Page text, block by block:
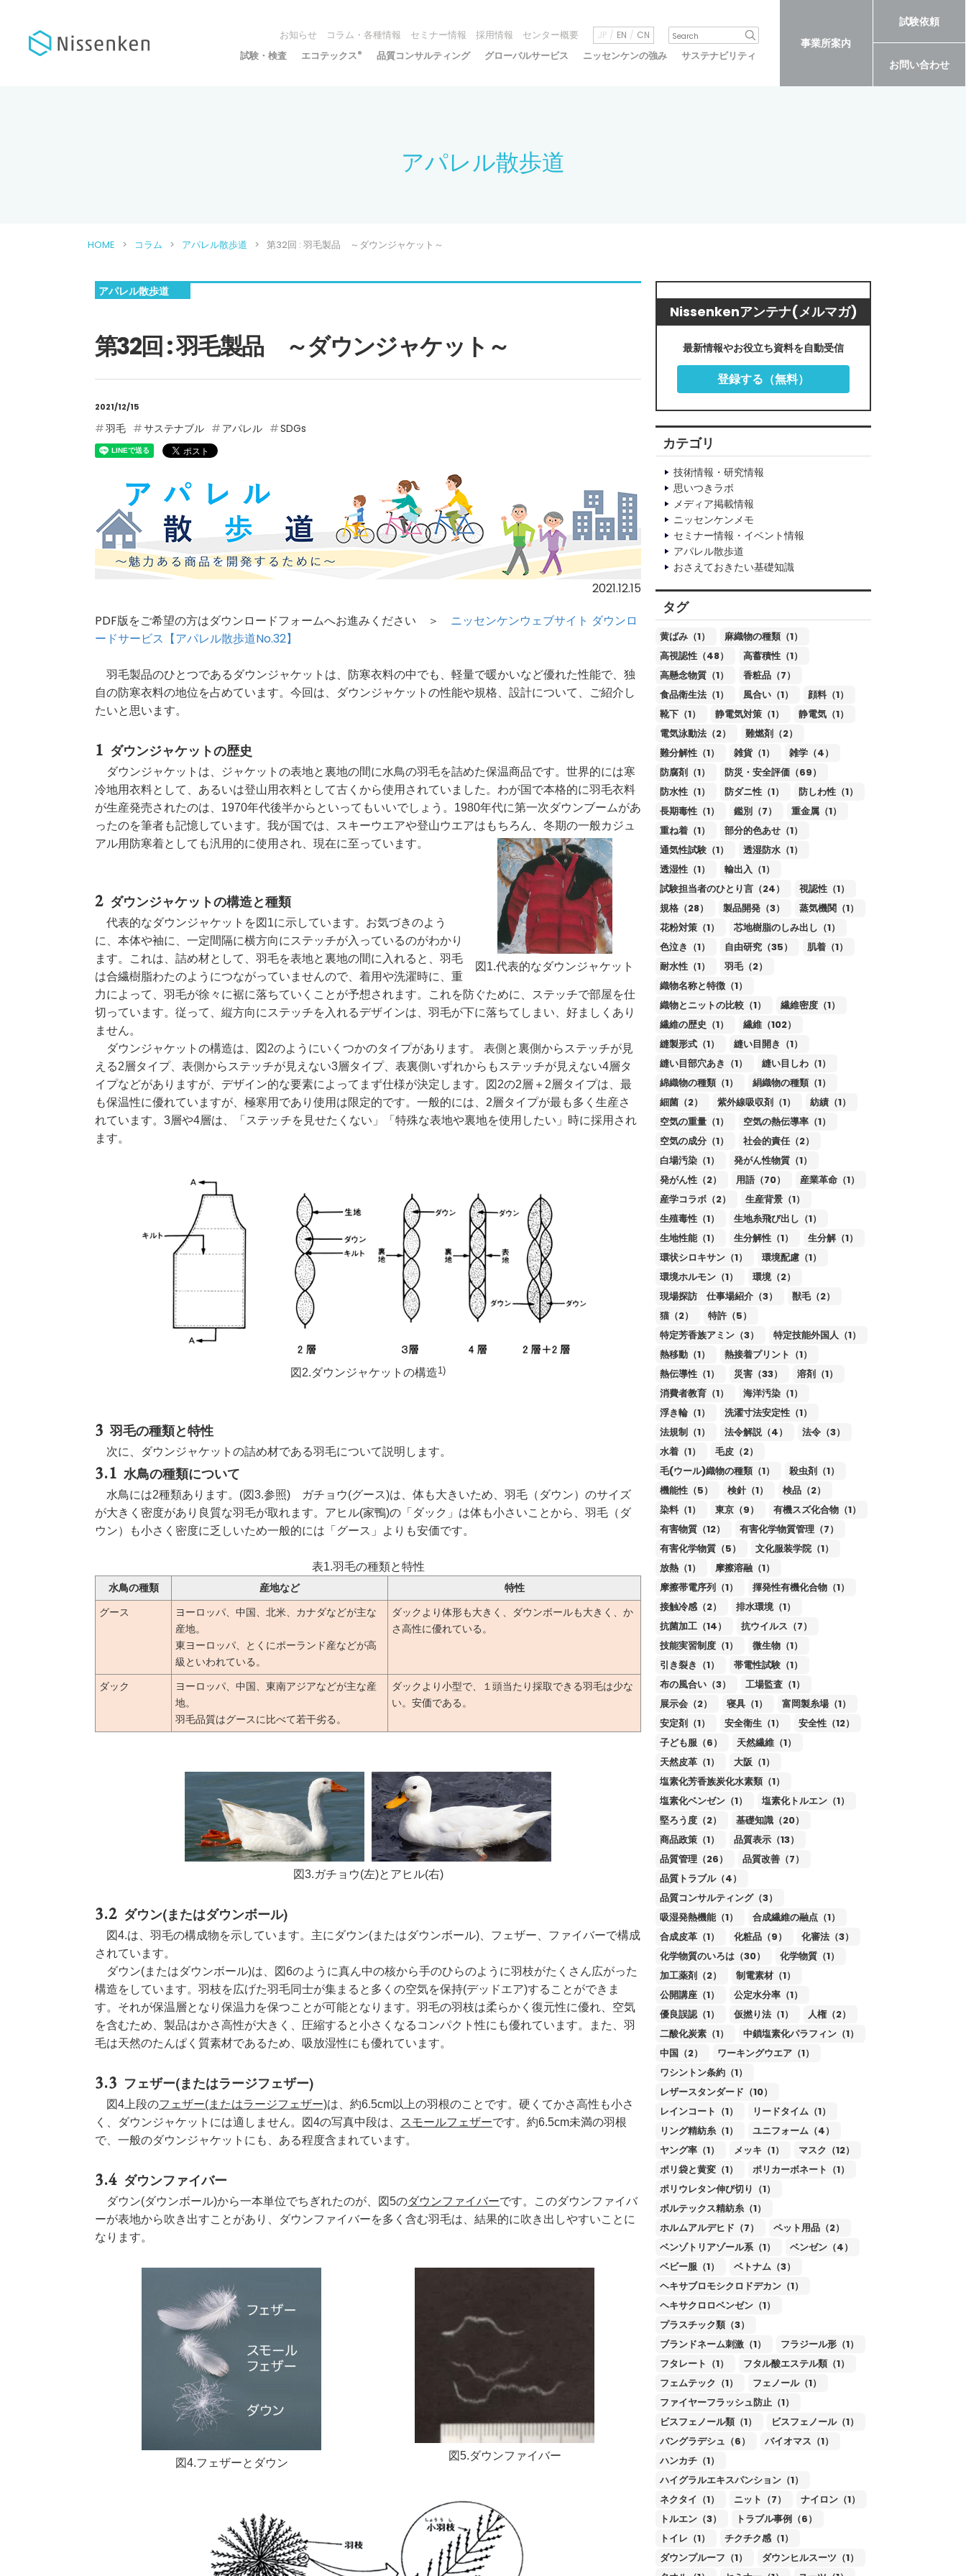
お知らせ コラム・各種情報 セミナー情報 採用情報 センター概要 JP EN CN
試験・検査 エコテックス® 品質コンサルティング グローバルサービス ニッセンケンの強み サステナビリティ
事業所案内
試験依頼
お問い合わせ
アパレル散歩道
HOME コラム アパレル散歩道 第32回 : 羽毛製品 ～ダウンジャケット～
アパレル散歩道
第32回 : 羽毛製品 ～ダウンジャケット～
2021/12/15
羽毛 サステナブル アパレル SDGs
2021.12.15
PDF版をご希望の方はダウンロードフォームへお進みください ＞ ニッセンケンウェブサイト ダウンロ
ードサービス【アパレル散歩道No.32】
羽毛製品のひとつであるダウンジャケットは、防寒衣料の中でも、軽量で暖かいなど優れた性能で、独
自の防寒衣料の地位を占めています。今回は、ダウンジャケットの性能や規格、設計について、ご紹介し
たいと思います。
ダウンジャケットの歴史
ダウンジャケットは、ジャケットの表地と裏地の間に水鳥の羽毛を詰めた保温商品です。世界的には寒
冷地用衣料として、あるいは登山用衣料として古くから使用されていました。わが国で本格的に羽毛衣料
が生産発売されたのは、1970年代後半からといってもいいでしょう。1980年代に第一次ダウンブームがあ
ったのを筆者も記憶しています。我が国では、スキーウエアや登山ウエアはもちろん、冬期の一般カジュ
アル用防寒着としても汎用的に使用され、現在に至っています。
図1.代表的なダウンジャケット
ダウンジャケットの構造と種類
代表的なダウンジャケットを図1に示しています。お気づきのよう
に、本体や袖に、一定間隔に横方向にステッチが入っているのがわかり
ます。これは、詰め材として、羽毛を表地と裏地の間に入れると、羽毛
は合繊樹脂わたのようにつながっていませんので、着用や洗濯時に、重
力によって、羽毛が徐々に裾に落ちていくことが予想されます。これを防ぐために、ステッチで部屋を仕
切っています。従って、縦方向にステッチを入れるデザインは、羽毛が下に落ちてしまい、好ましくあり
ません。
ダウンジャケットの構造は、図2のようにいくつかのタイプがあります。 表側と裏側からステッチが見
える2層タイプ、表側からステッチが見えない3層タイプ、表裏側いずれからもステッチが見えない4層タ
イプなどがありますが、デザイン的な要素によってまず仕様が決定します。図2の2層＋2層タイプは、最
も保温性に優れていますが、極寒用であり使用は限定的です。一般的には、2層タイプが最も多く生産さ
れています。3層や4層は、「ステッチを見せたくない」「特殊な表地や裏地を使用したい」時に採用され
ます。
図2.ダウンジャケットの構造1)
羽毛の種類と特性
次に、ダウンジャケットの詰め材である羽毛について説明します。
水鳥の種類について
水鳥には2種類あります。(図3.参照) ガチョウ(グース)は、体も大きいため、羽毛（ダウン）のサイズ
が大きく密度があり良質な羽毛が取れます。アヒル(家鴨)の「ダック」は体も小さいことから、羽毛（ダ
ウン）も小さく密度に乏しいため一般的には「グース」よりも安価です。
表1.羽毛の種類と特性
水鳥の種類 産地など 特性
グース
ヨーロッパ、中国、北米、カナダなどが主な
産地。
東ヨーロッパ、とくにポーランド産などが高
級といわれている。
ダックより体形も大きく、ダウンボールも大きく、か
さ高性に優れている。
ダック
ヨーロッパ、中国、東南アジアなどが主な産
地。
羽毛品質はグースに比べて若干劣る。
ダックより小型で、１頭当たり採取できる羽毛は少な
い。安価である。
図3.ガチョウ(左)とアヒル(右)
ダウン(またはダウンボール)
図4.は、羽毛の構成物を示しています。主にダウン(またはダウンボール)、フェザー、ファイバーで構成
されています。
ダウン(またはダウンボール)は、図6のように真ん中の核から手のひらのように羽枝がたくさん広がった
構造をしています。羽枝を広げた羽毛同士が集まると多くの空気を保持(デッドエア)することができま
す。それが保温層となり保温力を保つことが可能となります。羽毛の羽枝は柔らかく復元性に優れ、空気
を含むため、製品はかさ高性が大きく、圧縮すると小さくなるコンパクト性にも優れています。また、羽
毛は天然のたんぱく質素材であるため、吸放湿性にも優れています。
フェザー(またはラージフェザー)
図4上段のフェザー(またはラージフェザー)は、約6.5cm以上の羽根のことです。硬くてかさ高性も小さ
く、ダウンジャケットには適しません。図4の写真中段は、
スモールフェザーです。約6.5cm未満の羽根
で、一般のダウンジャケットにも、ある程度含まれています。
ダウンファイバー
ダウン(ダウンボール)から一本単位でちぎれたのが、図5のダウンファイバーです。このダウンファイバ
ーが表地から吹き出すことがあり、ダウンファイバーを多く含む羽毛は、結果的に吹き出しやすいことに
なります。
図4.フェザーとダウン
図5.ダウンファイバー
Nissenkenアンテナ(メルマガ)
最新情報やお役立ち資料を自動受信
登録する（無料）
カテゴリ
技術情報・研究情報
思いつきラボ
メディア掲載情報
ニッセンケンメモ
セミナー情報・イベント情報
アパレル散歩道
おさえておきたい基礎知識
タグ
黄ばみ（1）
麻織物の種類（1）
高視認性（48）
高蓄積性（1）
高懸念物質（1）
香粧品（7）
食品衛生法（1）
風合い（1）
顔料（1）
靴下（1）
静電気対策（1）
静電気（1）
電気泳動法（2）
難燃剤（2）
難分解性（1）
雑貨（1）
雑学（4）
防腐剤（1）
防災・安全評価（69）
防水性（1）
防ダニ性（1）
防しわ性（1）
長期毒性（1）
鑑別（7）
重金属（1）
重ね着（1）
部分的色あせ（1）
通気性試験（1）
透湿防水（1）
透湿性（1）
輸出入（1）
試験担当者のひとり言（24）
視認性（1）
規格（28）
製品開発（3）
蒸気機関（1）
花粉対策（1）
芯地樹脂のしみ出し（1）
色泣き（1）
自由研究（35）
肌着（1）
耐水性（1）
羽毛（2）
織物名称と特徴（1）
織物とニットの比較（1）
繊維密度（1）
繊維の歴史（1）
繊維（102）
縫製形式（1）
縫い目開き（1）
縫い目部穴あき（1）
縫い目しわ（1）
綿織物の種類（1）
絹織物の種類（1）
細菌（2）
紫外線吸収剤（1）
紡績（1）
空気の重量（1）
空気の熱伝導率（1）
空気の成分（1）
社会的責任（2）
白場汚染（1）
発がん性物質（1）
発がん性（2）
用語（70）
産業革命（1）
産学コラボ（2）
生産背景（1）
生殖毒性（1）
生地糸飛び出し（1）
生地性能（1）
生分解性（1）
生分解（1）
環状シロキサン（1）
環境配慮（1）
環境ホルモン（1）
環境（2）
現場探訪 仕事場紹介（3）
獣毛（2）
猫（2）
特許（5）
特定芳香族アミン（3）
特定技能外国人（1）
熱移動（1）
熱接着プリント（1）
熱伝導性（1）
災害（33）
溶剤（1）
消費者教育（1）
海洋汚染（1）
浮き輪（1）
洗濯寸法安定性（1）
法規制（1）
法令解説（4）
法令（3）
水着（1）
毛皮（2）
毛(ウール)織物の種類（1）
殺虫剤（1）
機能性（5）
検針（1）
検品（2）
染料（1）
東京（9）
有機スズ化合物（1）
有害物質（12）
有害化学物質管理（7）
有害化学物質（5）
文化服装学院（1）
放熱（1）
摩擦溶融（1）
摩擦帯電序列（1）
揮発性有機化合物（1）
接触冷感（2）
排水環境（1）
抗菌加工（14）
抗ウイルス（7）
技能実習制度（1）
微生物（1）
引き裂き（1）
帯電性試験（1）
布の風合い（3）
工場監査（1）
展示会（2）
寝具（1）
富岡製糸場（1）
安定剤（1）
安全衛生（1）
安全性（12）
子ども服（6）
天然繊維（1）
天然皮革（1）
大阪（1）
塩素化芳香族炭化水素類（1）
塩素化ベンゼン（1）
塩素化トルエン（1）
堅ろう度（2）
基礎知識（20）
商品政策（1）
品質表示（13）
品質管理（26）
品質改善（7）
品質トラブル（4）
品質コンサルティング（3）
吸湿発熱機能（1）
合成繊維の融点（1）
合成皮革（1）
化粧品（9）
化審法（3）
化学物質のいろは（30）
化学物質（1）
加工薬剤（2）
制電素材（1）
公開講座（1）
公定水分率（1）
優良誤認（1）
仮撚り法（1）
人権（2）
二酸化炭素（1）
中鎖塩素化パラフィン（1）
中国（2）
ワーキングウエア（1）
ワシントン条約（1）
レザースタンダード（10）
レインコート（1）
リードタイム（1）
リング精紡糸（1）
ユニフォーム（4）
ヤング率（1）
メッキ（1）
マスク（12）
ポリ袋と黄変（1）
ポリカーボネート（1）
ポリウレタン伸び切り（1）
ボルテックス精紡糸（1）
ホルムアルデヒド（7）
ペット用品（2）
ベンゾトリアゾール系（1）
ベンゼン（4）
ベビー服（1）
ベトナム（3）
ヘキサブロモシクロドデカン（1）
ヘキサクロロベンゼン（1）
プラスチック類（3）
ブランドネーム刺激（1）
フラジール形（1）
フタレート（1）
フタル酸エステル類（1）
フェムテック（1）
フェノール（1）
ファイヤーフラッシュ防止（1）
ビスフェノール類（1）
ビスフェノール（1）
バングラデシュ（6）
バイオマス（1）
ハンカチ（1）
ハイグラルエキスパンション（1）
ネクタイ（1）
ニット（7）
ナイロン（1）
トルエン（3）
トラブル事例（6）
トイレ（1）
チクチク感（1）
ダウンプルーフ（1）
ダウンヒルスーツ（1）